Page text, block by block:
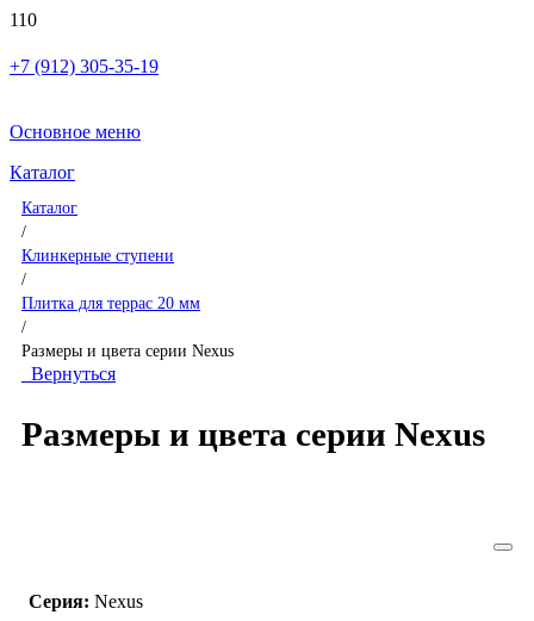
+7 (912) 305-35-19
Основное меню
Каталог
Каталог
/
Клинкерные ступени
/
Плитка для террас 20 мм
/
Размеры и цвета серии Nexus
Вернуться
Размеры и цвета серии Nexus
Серия: Nexus